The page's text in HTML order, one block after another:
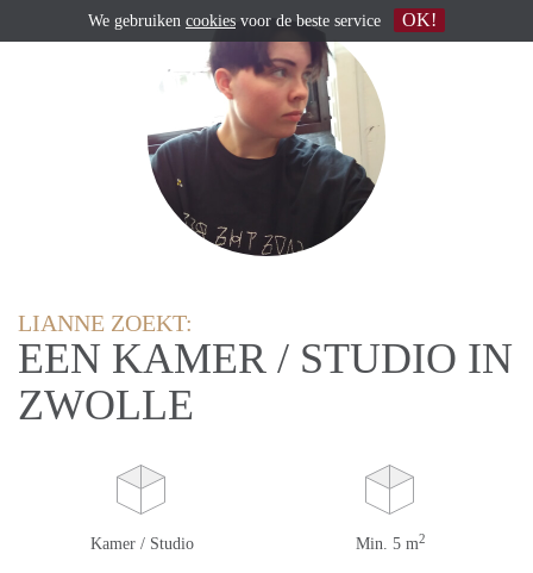
LIANNE ZOEKT:
EEN KAMER / STUDIO IN
ZWOLLE
Kamer / Studio Min. 5 m2
We gebruiken cookies voor de beste service OK!